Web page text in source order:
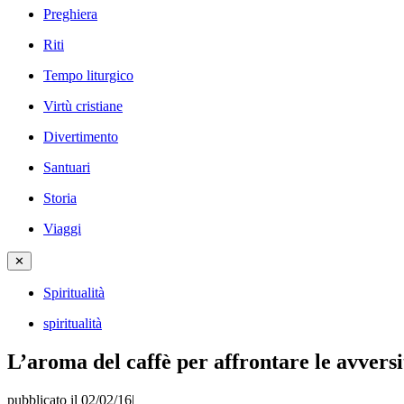
Preghiera
Riti
Tempo liturgico
Virtù cristiane
Divertimento
Santuari
Storia
Viaggi
✕
Spiritualità
spiritualità
L’aroma del caffè per affrontare le
pubblicato il 02/02/16|